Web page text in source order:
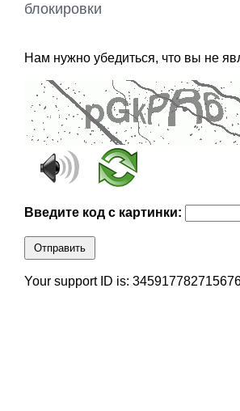
блокировки
Нам нужно убедиться, что вы не
Введите код с картинки:
Отправить
Your support ID is: